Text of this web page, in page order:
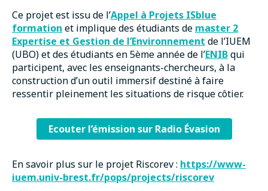
Ce projet est issu de l’Appel à Projets ISblue
formation et implique des étudiants de master 2
Expertise et Gestion de l’Environnement de l’IUEM
(UBO) et des étudiants en 5ème année de l’ENIBqui
participent, avec les enseignants-chercheurs, à la
construction d’un outil immersif destiné à faire
ressentir pleinement les situations de risque côtier.
Ecouter l’émission sur Radio Évasion
En savoir plus sur le projet Riscorev : https://www-
iuem.univ-brest.fr/pops/projects/riscorev